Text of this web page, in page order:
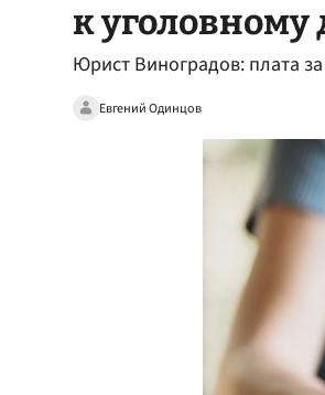
к уголовному
Юрист Виноградов: плата
Евгений Одинцов